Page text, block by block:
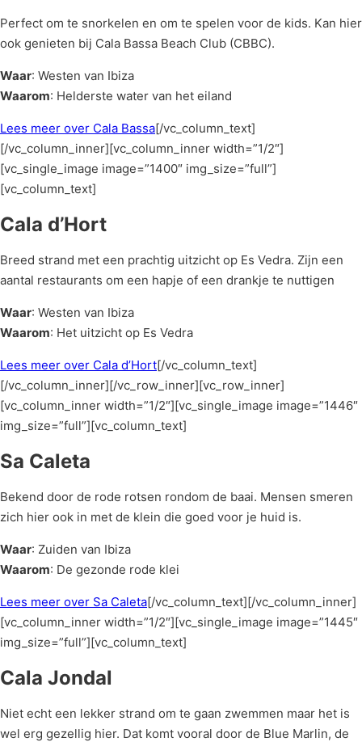
Perfect om te snorkelen en om te spelen voor de kids. Kan hier
ook genieten bij Cala Bassa Beach Club (CBBC).
Waar: Westen van Ibiza
Waarom: Helderste water van het eiland
Lees meer over Cala Bassa[/vc_column_text]
[/vc_column_inner][vc_column_inner width=”1/2″]
[vc_single_image image=”1400″ img_size=”full”]
[vc_column_text]
Cala d’Hort
Breed strand met een prachtig uitzicht op Es Vedra. Zijn een
aantal restaurants om een hapje of een drankje te nuttigen
Waar: Westen van Ibiza
Waarom: Het uitzicht op Es Vedra
Lees meer over Cala d’Hort[/vc_column_text]
[/vc_column_inner][/vc_row_inner][vc_row_inner]
[vc_column_inner width=”1/2″][vc_single_image image=”1446″
img_size=”full”][vc_column_text]
Sa Caleta
Bekend door de rode rotsen rondom de baai. Mensen smeren
zich hier ook in met de klein die goed voor je huid is.
Waar: Zuiden van Ibiza
Waarom: De gezonde rode klei
Lees meer over Sa Caleta[/vc_column_text][/vc_column_inner]
[vc_column_inner width=”1/2″][vc_single_image image=”1445″
img_size=”full”][vc_column_text]
Cala Jondal
Niet echt een lekker strand om te gaan zwemmen maar het is
wel erg gezellig hier. Dat komt vooral door de Blue Marlin, de